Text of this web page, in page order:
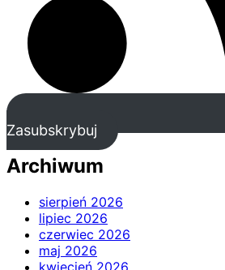
Zasubskrybuj
Archiwum
sierpień 2026
lipiec 2026
czerwiec 2026
maj 2026